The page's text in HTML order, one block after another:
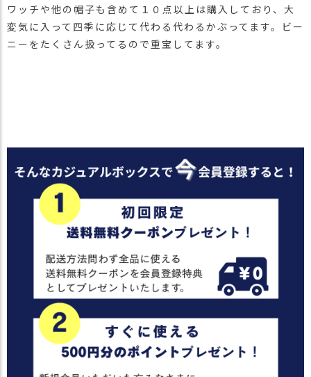
ワッチや他の帽子も含めて１０点以上は購入しており、大
変気に入って四季に応じて代わる代わるかぶってます。ビー
ニーをたくさん扱ってるので重宝してます。